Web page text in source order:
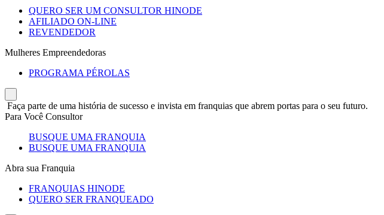
QUERO SER UM CONSULTOR HINODE
AFILIADO ON-LINE
REVENDEDOR
Mulheres Empreendedoras
PROGRAMA PÉROLAS
Faça parte de uma história de sucesso e invista em franquias que abrem portas para o seu futuro.
Para Você Consultor
BUSQUE UMA FRANQUIA
BUSQUE UMA FRANQUIA
Abra sua Franquia
FRANQUIAS HINODE
QUERO SER FRANQUEADO